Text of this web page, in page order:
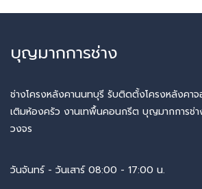
บุญมากการช่าง
ช่างโครงหลังคานนทบุรี รับติดตั้งโครงหลังคา
เติมห้องครัว งานเทพื้นคอนกรีต บุญมากการช่
วงจร
วันจันทร์ - วันเสาร์ 08:00 - 17:00 น.